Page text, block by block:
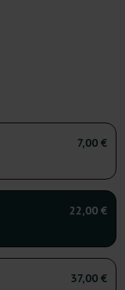
7,00 €
22,00 €
37,00 €